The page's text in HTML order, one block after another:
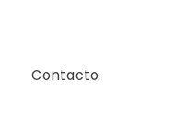
Contacto